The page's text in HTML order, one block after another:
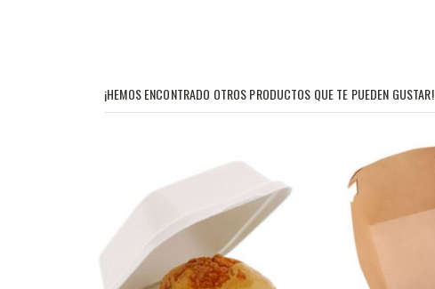
¡HEMOS ENCONTRADO OTROS PRODUCTOS QUE TE PUEDEN GUSTAR!